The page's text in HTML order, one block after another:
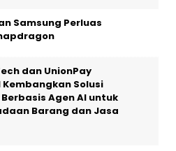
Samsung Perluas
dan UnionPay
Solusi
Agen AI untuk
Barang dan Jasa